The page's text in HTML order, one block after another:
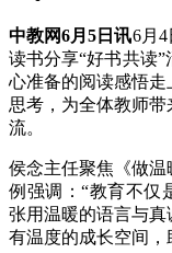
中教网6月5日讯6月
读书分享“好书共读
心准备的阅读感悟
思考，为全体教师
流。
侯念主任聚焦《做
例强调：“教育不仅
张用温暖的语言与
有温度的成长空间，